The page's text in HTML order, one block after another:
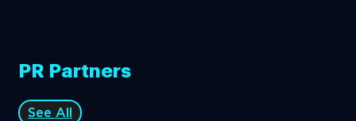
PR Partners
See All